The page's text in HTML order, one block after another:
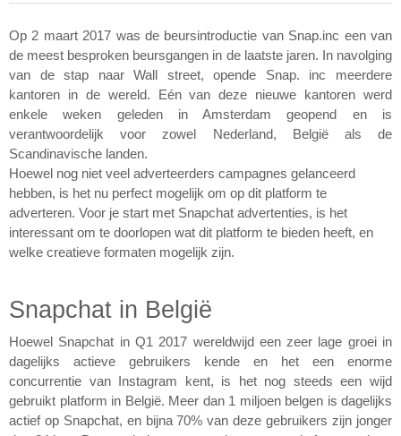
Dhan Claes
Diane Tremouroux
Edouard Polet
Elio Civalleri
Eliott Pousset
Floriane Defacqz
Glenn Vanderlinden
Janne Beke
Jonas Geiregat
Justine Cremer
Laura Rooseleer
Digital Business Intern
Op 2 maart 2017 was de beursintroductie van Snap.inc een van
de meest besproken beursgangen in de laatste jaren. In navolging
van de stap naar Wall street, opende Snap. inc meerdere
kantoren in de wereld. Eén van deze nieuwe kantoren werd
enkele weken geleden in Amsterdam geopend en is
verantwoordelijk voor zowel Nederland, België als de
Scandinavische landen.
Hoewel nog niet veel adverteerders campagnes gelanceerd
hebben, is het nu perfect mogelijk om op dit platform te
adverteren. Voor je start met Snapchat advertenties, is het
interessant om te doorlopen wat dit platform te bieden heeft, en
welke creatieve formaten mogelijk zijn.
Snapchat in België
Hoewel Snapchat in Q1 2017 wereldwijd een zeer lage groei in
dagelijks actieve gebruikers kende en het een enorme
concurrentie van Instagram kent, is het nog steeds een wijd
gebruikt platform in België. Meer dan 1 miljoen belgen is dagelijks
actief op Snapchat, en bijna 70% van deze gebruikers zijn jonger